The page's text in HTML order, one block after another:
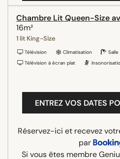
Chambre Lit Queen-Size
16m²
1 lit King-Size
Télévision Climatisation
Télévision à écran plat
ENTREZ VOS DATES
Réservez-ici et recevez
par
Si vous êtes membre